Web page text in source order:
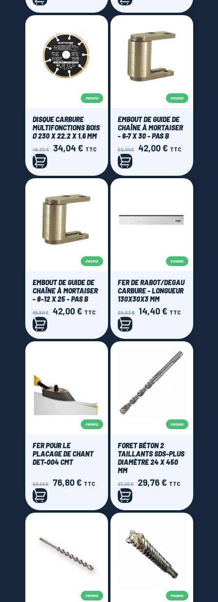
base
PROMO
DISQUE CARBURE
MULTIFONCTIONS BOIS
Ø 230 X 22.2 X 1.6 MM
Prix
de
base
48,30 € Prix
34,04 € TTC
PROMO
EMBOUT DE GUIDE DE
CHAÎNE À MORTAISER
- 6-7 X 30 - PAS B
Prix
de
base
59,06 € Prix
42,00 € TTC
PROMO
EMBOUT DE GUIDE DE
CHAÎNE À MORTAISER
- 8-12 X 25 - PAS B
Prix
de
base
58,80 € Prix
42,00 € TTC
PROMO
FER DE RABOT/DEGAU
CARBURE - LONGUEUR
130X30X3 MM
Prix
de
base
20,52 € Prix
14,40 € TTC
PROMO
FER POUR LE
PLACAGE DE CHANT
DET-004 CMT
Prix
de
base
96,96 € Prix
76,80 € TTC
PROMO
FORET BÉTON 2
TAILLANTS SDS-PLUS
DIAMÈTRE 24 X 450
MM
Prix
de
base
37,20 € Prix
29,76 € TTC
PROMO PROMO